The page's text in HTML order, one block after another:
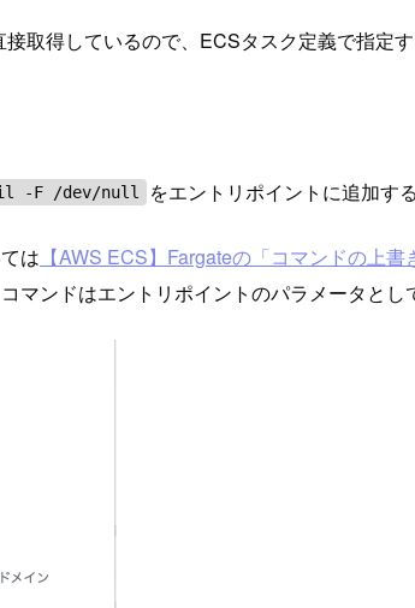
取得しているので、ECSタスク定義で指定す
-F /dev/null をエントリポイントに追加す
は 【AWS ECS】Fargateの「コマンドの上書
ンドはエントリポイントのパラメータとし